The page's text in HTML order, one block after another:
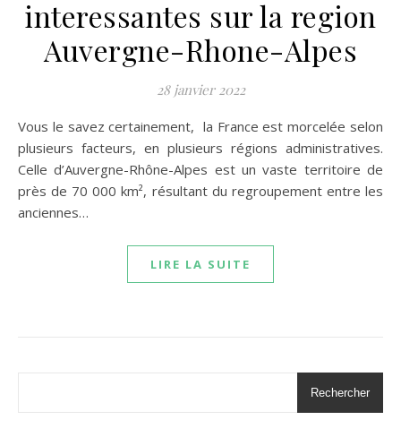
interessantes sur la region
Auvergne-Rhone-Alpes
28 janvier 2022
Vous le savez certainement, la France est morcelée selon
plusieurs facteurs, en plusieurs régions administratives.
Celle d’Auvergne-Rhône-Alpes est un vaste territoire de
près de 70 000 km², résultant du regroupement entre les
anciennes…
LIRE LA SUITE
Rechercher